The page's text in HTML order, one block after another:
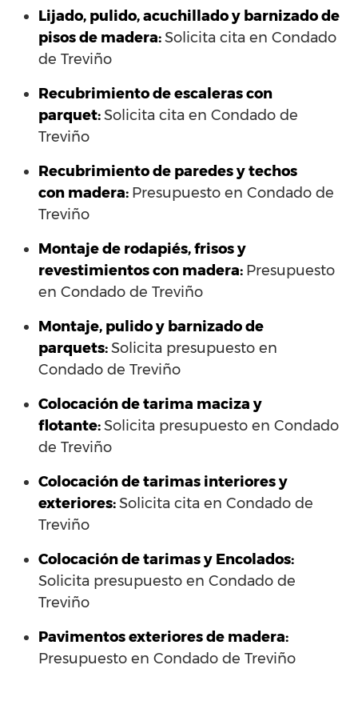
Lijado, pulido, acuchillado y barnizado de
pisos de madera:Solicita cita en Condado
de Treviño
Recubrimiento de escaleras con
parquet:Solicita cita en Condado de
Treviño
Recubrimiento de paredes y techos
con madera: Presupuesto en Condado de
Treviño
Montaje de rodapiés, frisos y
revestimientos con madera: Presupuesto
en Condado de Treviño
Montaje, pulido y barnizado de
parquets:Solicita presupuesto en
Condado de Treviño
Colocación de tarima maciza y
flotante:Solicita presupuesto en Condado
de Treviño
Colocación de tarimas interiores y
exteriores:Solicita cita en Condado de
Treviño
Colocación de tarimas y Encolados:
Solicita presupuesto en Condado de
Treviño
Pavimentos exteriores de madera:
Presupuesto en Condado de Treviño